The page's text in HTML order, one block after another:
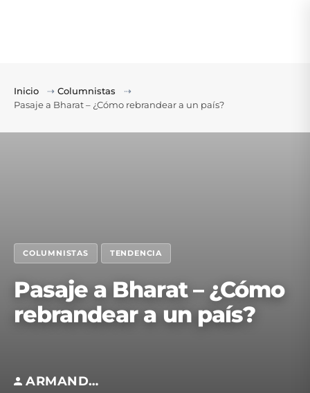
Inicio ⇢ Columnistas
⇢
Pasaje a Bharat – ¿Cómo rebrandear a un país?
COLUMNISTAS TENDENCIA
Pasaje a Bharat – ¿Cómo
rebrandear a un país?
ARMANDO REYGADAS ANFOSSI